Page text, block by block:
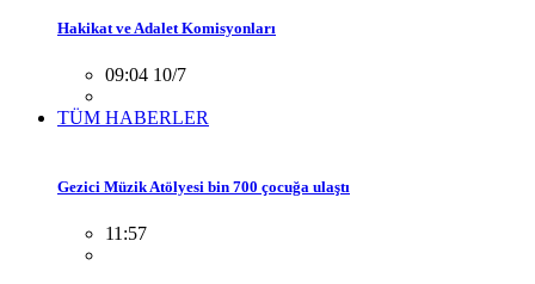
Hakikat ve Adalet Komisyonları
09:04 10/7
TÜM HABERLER
Gezici Müzik Atölyesi bin 700 çocuğa ulaştı
11:57